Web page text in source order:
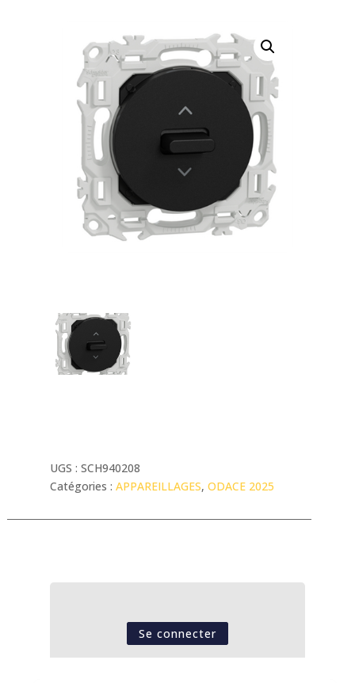
UGS : SCH940208
Catégories : APPAREILLAGES, ODACE 2025
Se connecter